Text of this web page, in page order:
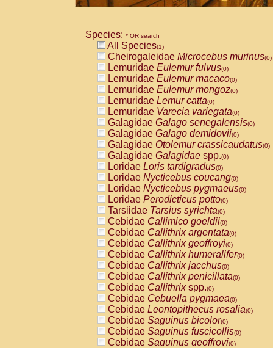
Species: * OR search
All Species(1)
Cheirogaleidae Microcebus murinus(0)
Lemuridae Eulemur fulvus(0)
Lemuridae Eulemur macaco(0)
Lemuridae Eulemur mongoz(0)
Lemuridae Lemur catta(0)
Lemuridae Varecia variegata(0)
Galagidae Galago senegalensis(0)
Galagidae Galago demidovii(0)
Galagidae Otolemur crassicaudatus(0)
Galagidae Galagidae spp.(0)
Loridae Loris tardigradus(0)
Loridae Nycticebus coucang(0)
Loridae Nycticebus pygmaeus(0)
Loridae Perodicticus potto(0)
Tarsiidae Tarsius syrichta(0)
Cebidae Callimico goeldii(0)
Cebidae Callithrix argentata(0)
Cebidae Callithrix geoffroyi(0)
Cebidae Callithrix humeralifer(0)
Cebidae Callithrix jacchus(0)
Cebidae Callithrix penicillata(0)
Cebidae Callithrixspp.(0)
Cebidae Cebuella pygmaea(0)
Cebidae Leontopithecus rosalia(0)
Cebidae Saguinus bicolor(0)
Cebidae Saguinus fuscicollis(0)
Cebidae Saguinus geoffroyi(0)